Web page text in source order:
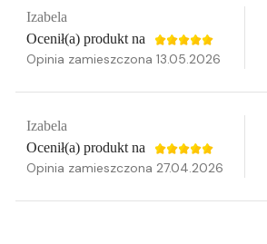
Izabela
Ocenił(a) produkt na
Opinia zamieszczona 13.05.2026
Izabela
Ocenił(a) produkt na
Opinia zamieszczona 27.04.2026